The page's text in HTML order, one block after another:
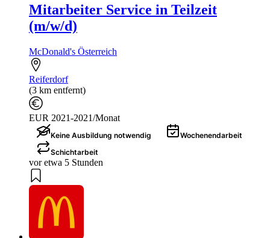
Mitarbeiter Service in Teilzeit
(m/w/d)
McDonald's Österreich
Reiferdorf
(3 km entfernt)
EUR 2021-2021/Monat
Keine Ausbildung notwendig
Wochenendarbeit
Schichtarbeit
vor etwa 5 Stunden